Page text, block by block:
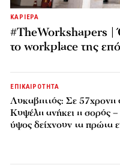
ΚΑΡΙΕΡΑ
#TheWorkshapers |
το workplace της
ΕΠΙΚΑΙΡΟΤΗΤΑ
Λυκαβηττός: Σε 57χρονη
Κυψέλη ανήκει η σορός
ύψος δείχνουν τα πρώτα